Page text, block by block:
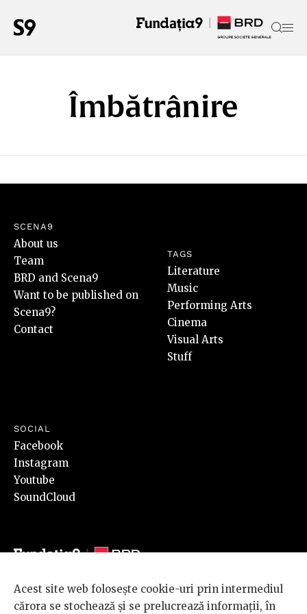
Îmbătrânire
SCENA9
About us
Team
BRD and Scena9
Want to be published on
Scena9?
Contact
TAGS
Literature
Music
Performing Arts
Cinema
Visual Arts
Stuff
SOCIAL
Facebook
Instagram
Youtube
SoundCloud
© 2026 BRD Groupe Société Générale, toate drepturile rezervate.
Acest site web folosește cookie-uri prin intermediul
cărora se stochează și se prelucrează informații, în